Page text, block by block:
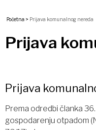
Početna > Prijava komunalnog nereda
Prijava
Prijava
Prema odredbi članka
gospodarenju otpadom